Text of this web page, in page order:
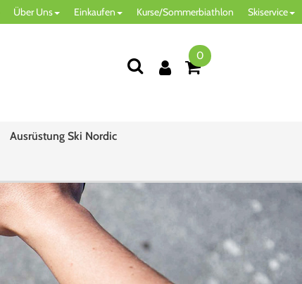
Über Uns Einkaufen Kurse/Sommerbiathlon Skiservice
0
Ausrüstung Ski Nordic